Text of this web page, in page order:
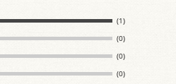
(1)
(0)
(0)
(0)